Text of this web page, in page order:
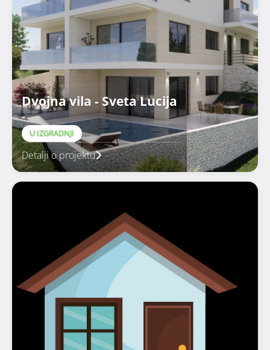
Dvojna vila - Sveta Lucija
-
U IZGRADNJI
Detalji o projektu